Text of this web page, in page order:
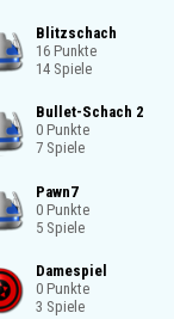
Blitzschach
16 Punkte
14 Spiele
Bullet-Schach 2
0 Punkte
7 Spiele
Pawn7
0 Punkte
5 Spiele
Damespiel
0 Punkte
3 Spiele